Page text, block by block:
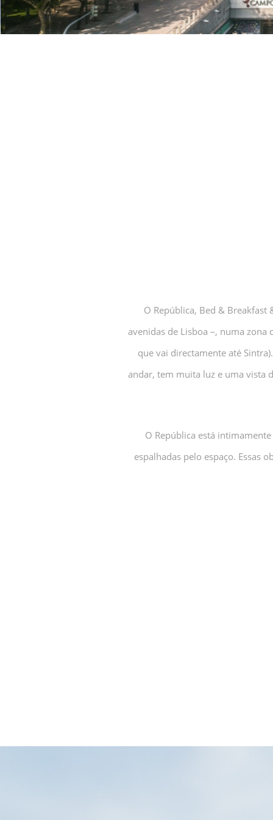
O República, Bed & Breakfast
avenidas de Lisboa –, numa
que vai directamente até
andar, tem muita luz e uma vista
O República está
espalhadas pelo espaço. Essas